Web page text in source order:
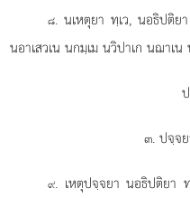
๘. นเหตุยาทฺเว, นอธิปติย
นอาเสวเน นกมฺเม นวิปาเก นฌาเ
๓. ปจฺจ
๙. เหตุปจฺจยา นอธิปติยา